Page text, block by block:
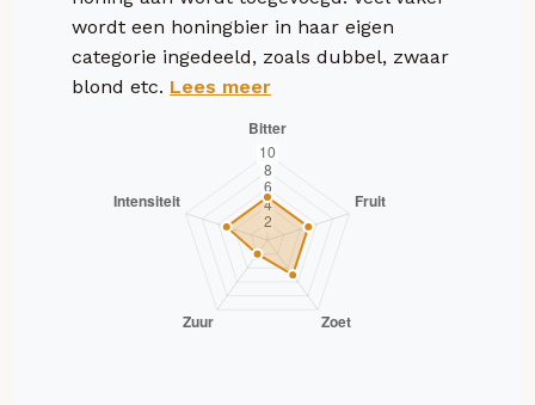
wordt een honingbier in haar eigen
categorie ingedeeld, zoals dubbel, zwaar
blond etc. Lees meer